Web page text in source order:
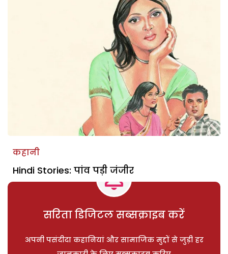
कहानी
Hindi Stories: पांव पड़ी जंजीर
सरिता डिजिटल सब्सक्राइब करें
अपनी पसंदीदा कहानियां और सामाजिक मुद्दों से जुड़ी हर